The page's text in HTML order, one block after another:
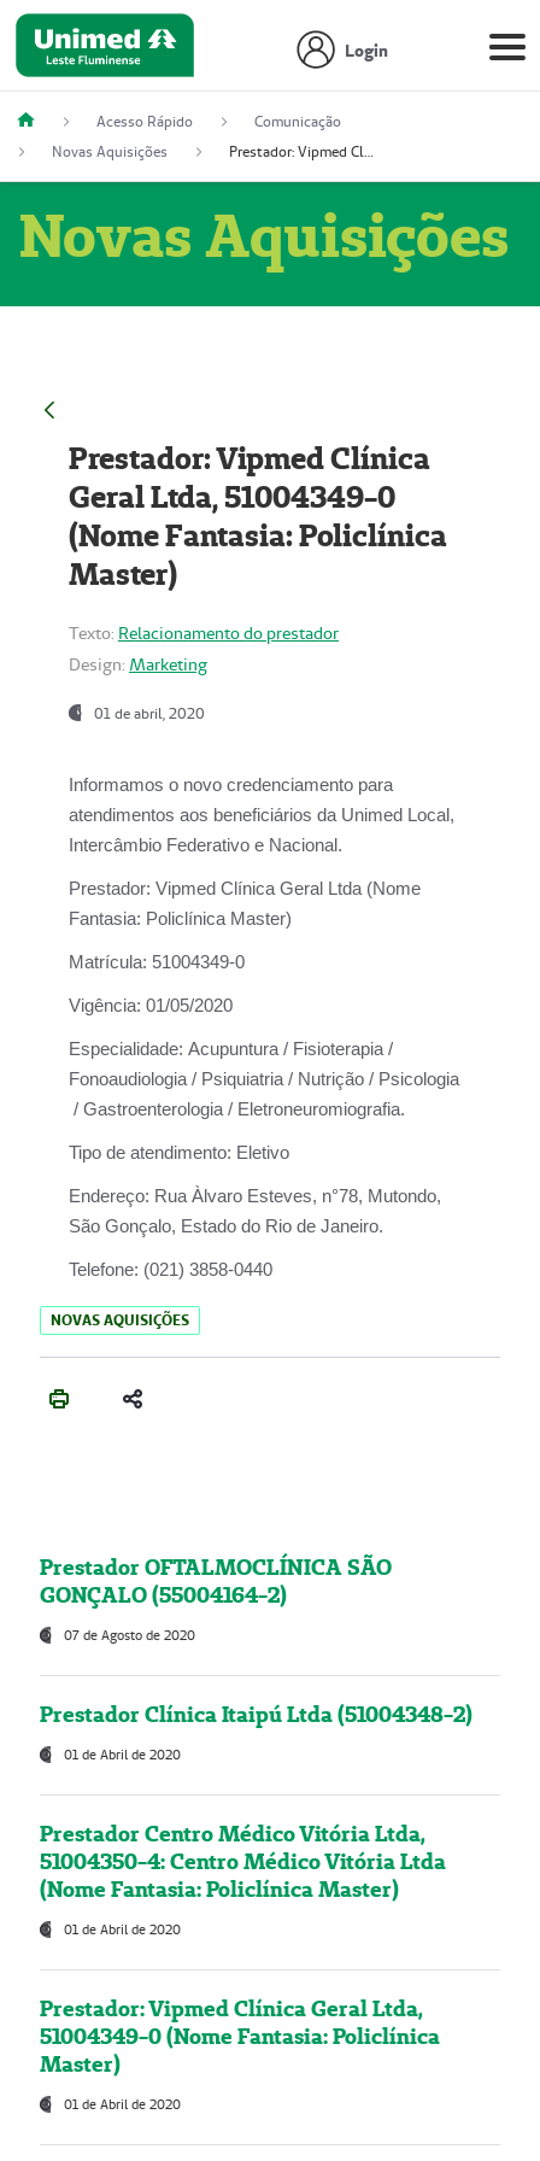
Login
Acesso Rápido
Comunicação
Novas Aquisições
Prestador: Vipmed Clínica Geral Ltda, 51004349-0 (Nome Fantasia: Policlínica Master)
Novas Aquisições
Prestador: Vipmed Clínica
Geral Ltda, 51004349-0
(Nome Fantasia: Policlínica
Master)
Texto: Relacionamento do prestador
Design: Marketing
01 de abril, 2020
Informamos o novo credenciamento para
atendimentos aos beneficiários da Unimed Local,
Intercâmbio Federativo e Nacional.
Prestador: Vipmed Clínica Geral Ltda (Nome
Fantasia: Policlínica Master)
Matrícula: 51004349-0
Vigência: 01/05/2020
Especialidade: Acupuntura / Fisioterapia /
Fonoaudiologia / Psiquiatria / Nutrição / Psicologia
/ Gastroenterologia / Eletroneuromiografia.
Tipo de atendimento: Eletivo
Endereço: Rua Àlvaro Esteves, n°78, Mutondo,
São Gonçalo, Estado do Rio de Janeiro.
Telefone: (021) 3858-0440
NOVAS AQUISIÇÕES
Prestador OFTALMOCLÍNICA SÃO
GONÇALO (55004164-2)
07 de Agosto de 2020
Prestador Clínica Itaipú Ltda (51004348-2)
01 de Abril de 2020
Prestador Centro Médico Vitória Ltda,
51004350-4: Centro Médico Vitória Ltda
(Nome Fantasia: Policlínica Master)
01 de Abril de 2020
Prestador: Vipmed Clínica Geral Ltda,
51004349-0 (Nome Fantasia: Policlínica
Master)
01 de Abril de 2020